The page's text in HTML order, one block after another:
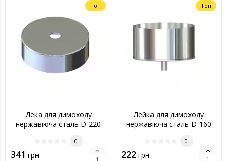
Топ
Дека для димоходу
нержавіюча сталь D-220
0
341 грн.
Топ
Лейка для димоходу
нержавіюча сталь D-160
0
222 грн.